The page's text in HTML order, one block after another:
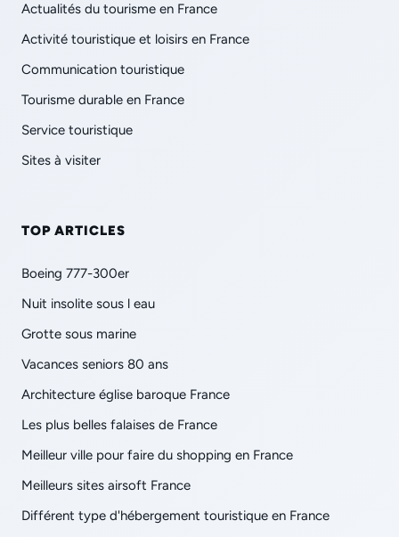
Actualités du tourisme en France
Activité touristique et loisirs en France
Communication touristique
Tourisme durable en France
Service touristique
Sites à visiter
TOP ARTICLES
Boeing 777-300er
Nuit insolite sous l eau
Grotte sous marine
Vacances seniors 80 ans
Architecture église baroque France
Les plus belles falaises de France
Meilleur ville pour faire du shopping en France
Meilleurs sites airsoft France
Différent type d'hébergement touristique en France